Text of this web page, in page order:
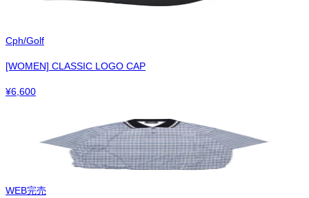
Cph/Golf
[WOMEN] CLASSIC LOGO CAP
¥6,600
WEB完売